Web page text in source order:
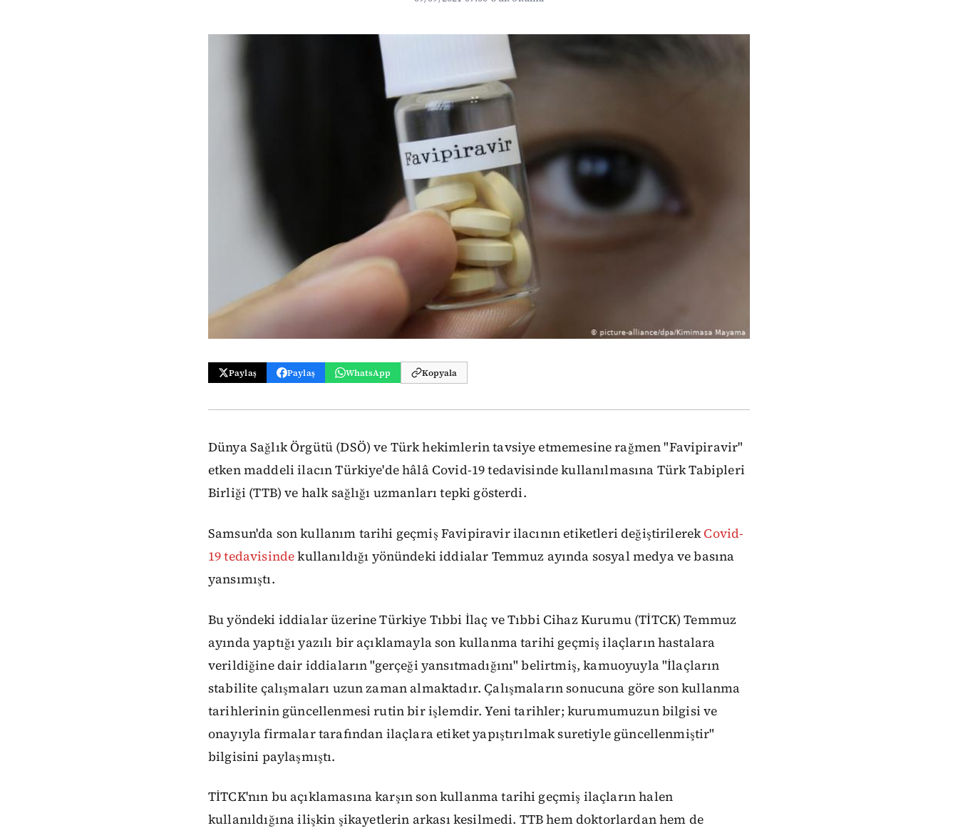
Paylaş Paylaş WhatsApp Kopyala
Dünya Sağlık Örgütü (DSÖ) ve Türk hekimlerin tavsiye etmemesine rağmen "Favipiravir"
etken maddeli ilacın Türkiye'de hâlâ Covid-19 tedavisinde kullanılmasına Türk Tabipleri
Birliği (TTB) ve halk sağlığı uzmanları tepki gösterdi.
Samsun'da son kullanım tarihi geçmiş Favipiravir ilacının etiketleri değiştirilerekCovid-
19 tedavisindekullanıldığı yönündeki iddialar Temmuz ayında sosyal medya ve basına
yansımıştı.
Bu yöndeki iddialar üzerine Türkiye Tıbbi İlaç ve Tıbbi Cihaz Kurumu (TİTCK) Temmuz
ayında yaptığı yazılı bir açıklamayla son kullanma tarihi geçmiş ilaçların hastalara
verildiğine dair iddiaların "gerçeği yansıtmadığını" belirtmiş, kamuoyuyla "İlaçların
stabilite çalışmaları uzun zaman almaktadır. Çalışmaların sonucuna göre son kullanma
tarihlerinin güncellenmesi rutin bir işlemdir. Yeni tarihler; kurumumuzun bilgisi ve
onayıyla firmalar tarafından ilaçlara etiket yapıştırılmak suretiyle güncellenmiştir"
bilgisini paylaşmıştı.
TİTCK'nın bu açıklamasına karşın son kullanma tarihi geçmiş ilaçların halen
kullanıldığına ilişkin şikayetlerin arkası kesilmedi. TTB hem doktorlardan hem de